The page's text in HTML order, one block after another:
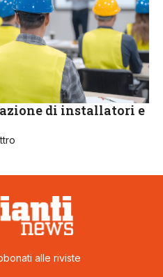
di installatori e
alle riviste